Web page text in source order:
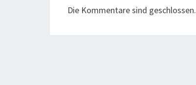
Die Kommentare sind geschlossen.